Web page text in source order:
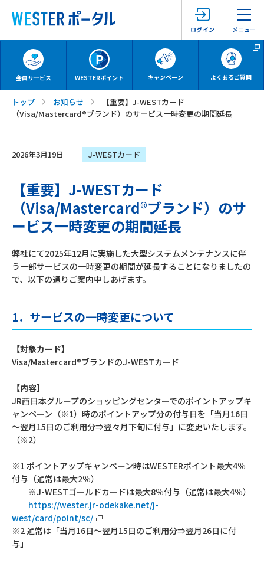
ログイン メニュー
会員サービス WESTERポイント キャンペーン よくあるご質問
トップ お知らせ
【重要】J-WESTカード
（Visa/Mastercard®ブランド）のサービス一時変更の期間延長
2026年3月19日 J-WESTカード
【重要】J-WESTカード
（Visa/Mastercard®ブランド）のサ
ービス一時変更の期間延長
弊社にて2025年12月に実施した大型システムメンテナンスに伴
う一部サービスの一時変更の期間が延長することになりましたの
で、以下の通りご案内申しあげます。
1．サービスの一時変更について
【対象カード】
Visa/Mastercard®ブランドのJ-WESTカード
【内容】
JR西日本グループのショッピングセンターでのポイントアップキ
ャンペーン（※1）時のポイントアップ分の付与日を「当月16日
～翌月15日のご利用分⇒翌々月下旬に付与」に変更いたします。
（※2）
※1 ポイントアップキャンペーン時はWESTERポイント最大4％
付与（通常は最大2％）
※J-WESTゴールドカードは最大8％付与（通常は最大4％）
https://wester.jr-odekake.net/j-
west/card/point/sc/
※2 通常は「当月16日～翌月15日のご利用分⇒翌月26日に付
与」